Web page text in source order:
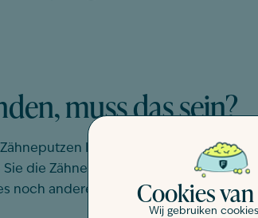
Cookies
Wij gebruiken
muss das sein?
Ihres Vierbeiners als
die Zähne Ihres Vierbeiners also
noch andere Möglichkeiten, die Zähne